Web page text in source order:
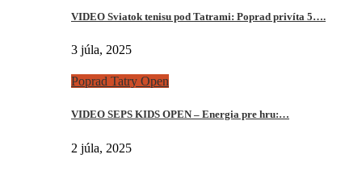
VIDEO Sviatok tenisu pod Tatrami: Poprad privíta 5….
3 júla, 2025
Poprad Tatry Open
VIDEO SEPS KIDS OPEN – Energia pre hru:…
2 júla, 2025